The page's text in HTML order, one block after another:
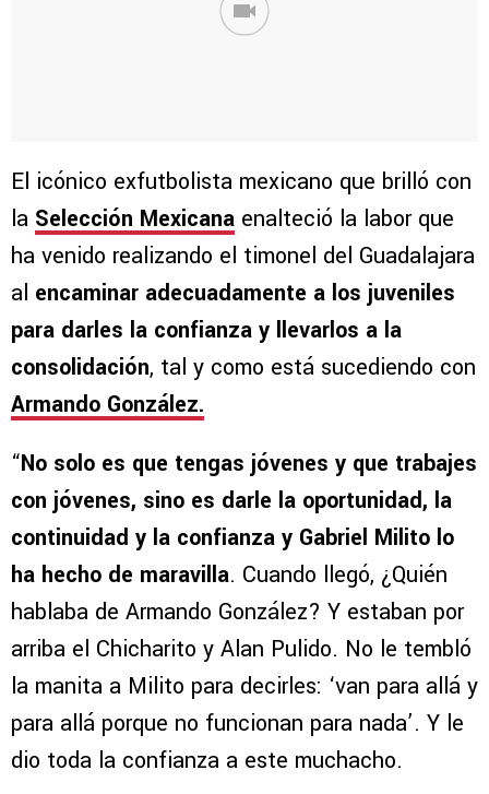
El icónico exfutbolista mexicano que brilló con
la Selección Mexicana enalteció la labor que
ha venido realizando el timonel del Guadalajara
al encaminar adecuadamente a los juveniles
para darles la confianza y llevarlos a la
consolidación, tal y como está sucediendo con
Armando González.
“No solo es que tengas jóvenes y que trabajes
con jóvenes, sino es darle la oportunidad, la
continuidad y la confianza y Gabriel Milito lo
ha hecho de maravilla. Cuando llegó, ¿Quién
hablaba de Armando González? Y estaban por
arriba el Chicharito y Alan Pulido. No le tembló
la manita a Milito para decirles: ‘van para allá y
para allá porque no funcionan para nada’. Y le
dio toda la confianza a este muchacho.